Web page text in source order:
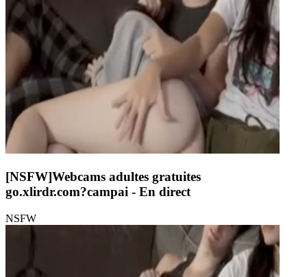
[NSFW]Webcams adultes gratuites
go.xlirdr.com?campai - En direct
NSFW